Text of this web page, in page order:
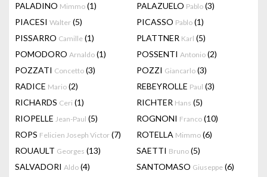
PALADINO Mimmo (1) PALAZUELO Pablo (3)
PIACESI Walter (5) PICASSO Pablo (1)
PISSARRO Camille (1) PLATTNER Karl (5)
POMODORO Arnaldo (1) POSSENTI Antonio (2)
POZZATI Concetto (3) POZZI Giancarlo (3)
RADICE Mario (2) REBEYROLLE Paul (3)
RICHARDS Ceri (1) RICHTER Hans (5)
RIOPELLE Jean-Paul (5) ROGNONI Franco (10)
ROPS Felicien Joseph Victor (7) ROTELLA Mimmo (6)
ROUAULT Georges (13) SAETTI Bruno (5)
SALVADORI Aldo (4) SANTOMASO Giuseppe (6)